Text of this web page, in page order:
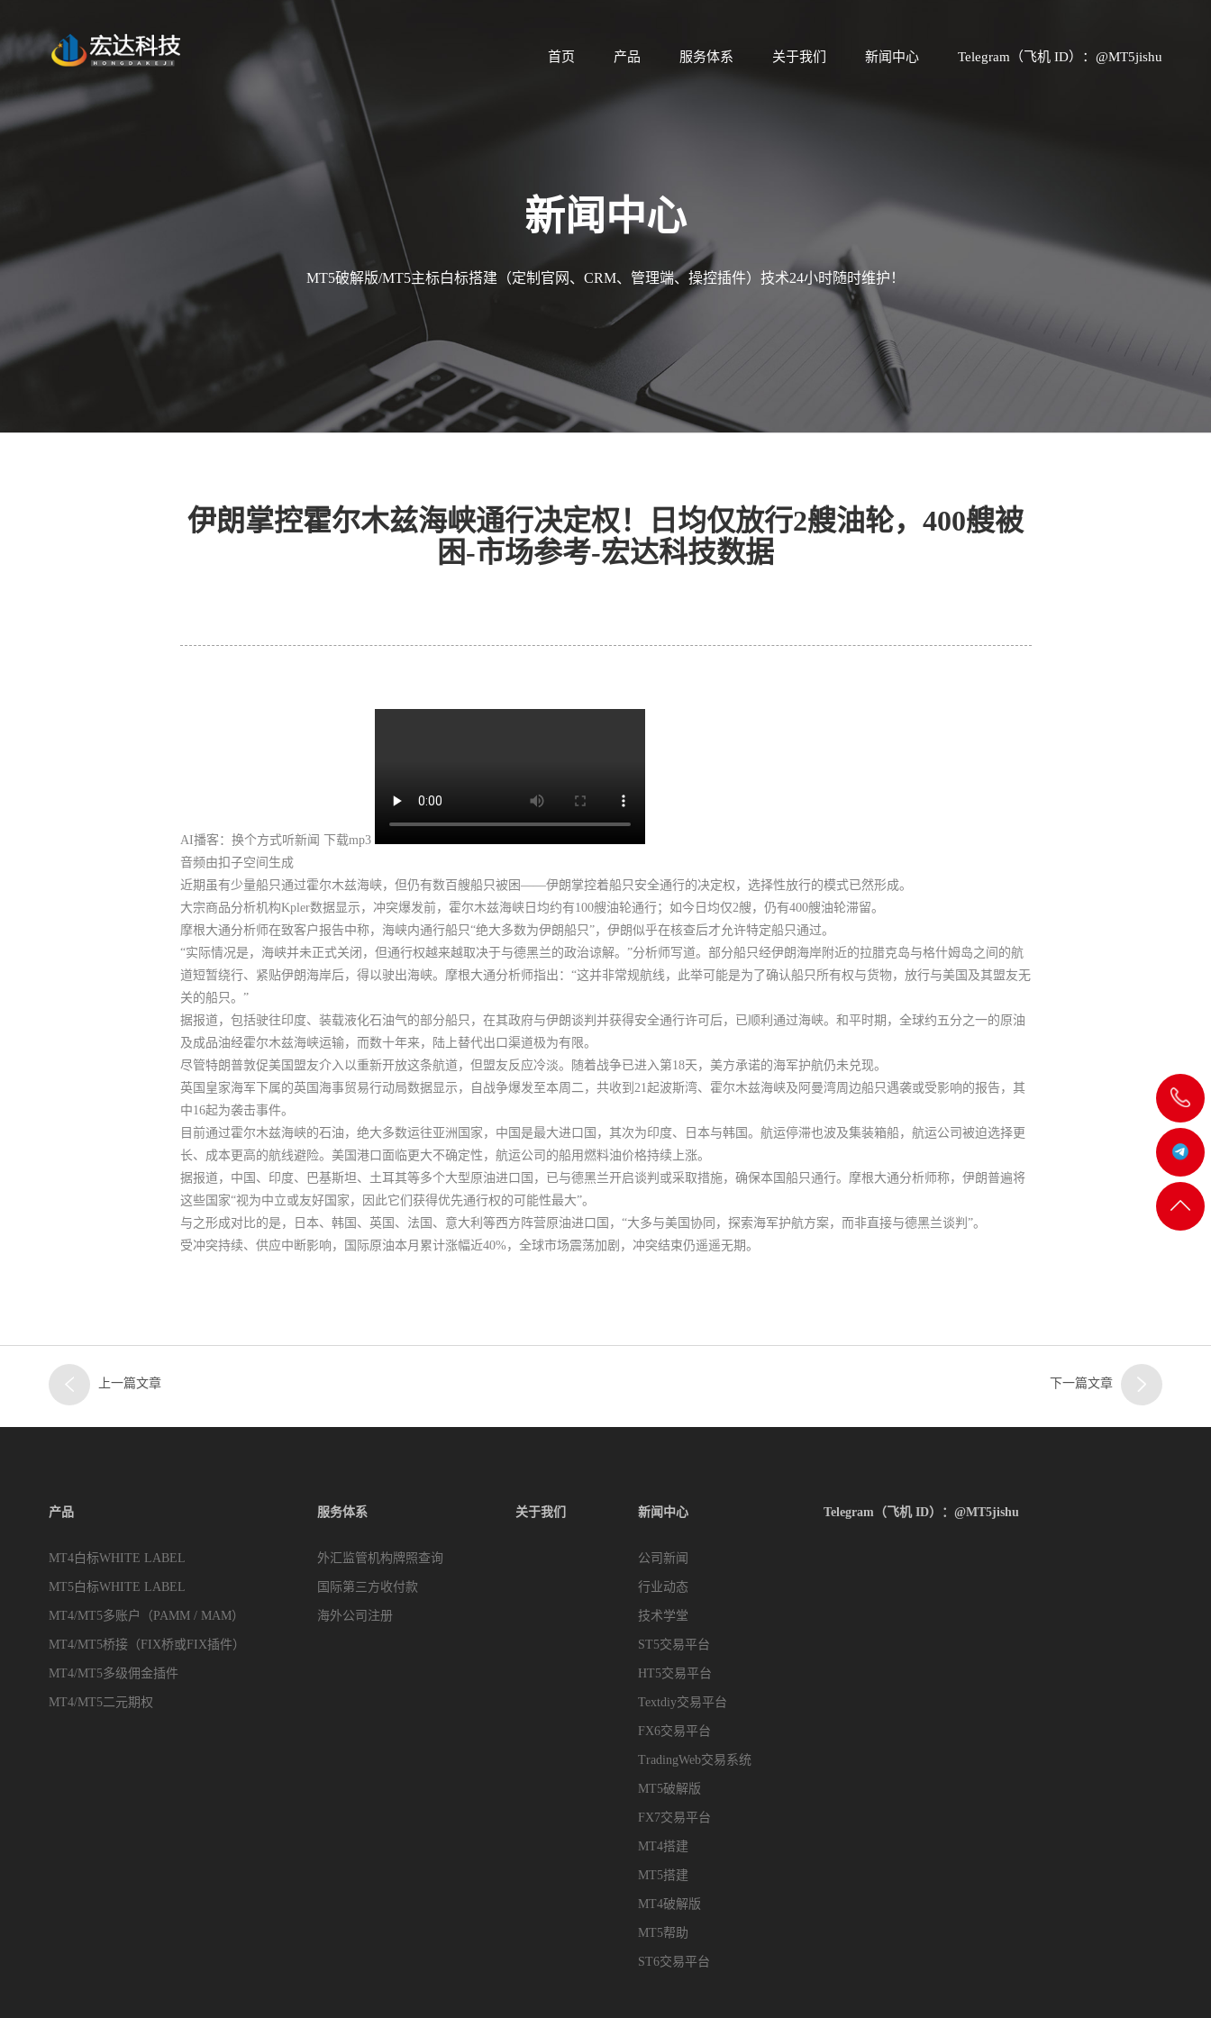
首页 产品 服务体系 关于我们 新闻中心 Telegram（飞机 ID）：@MT5jishu
飞
机
客服
返回
新闻中心
MT5破解版/MT5主标白标搭建（定制官网、CRM、管理端、操控插件）技术24小时随时维护！
伊朗掌控霍尔木兹海峡通行决定权！日均仅放行2艘油轮，400艘被
困-市场参考-宏达科技数据
AI播客：换个方式听新闻 下载mp3
音频由扣子空间生成
近期虽有少量船只通过霍尔木兹海峡，但仍有数百艘船只被困——伊朗掌控着船只安全通行的决定权，选择性放行的模式已然形成。
大宗商品分析机构Kpler数据显示， 冲突爆发前，霍尔木兹海峡日均约有100艘油轮通行；如今日均仅2艘，仍有400艘油轮滞留。
摩根大通分析师在致客户报告中称，海峡内通行船只“绝大多数为伊朗船只”，伊朗似乎在核查后才允许特定船只通过。
“实际情况是，海峡并未正式关闭，但通行权越来越取决于与德黑兰的政治谅解。”分析师写道。部分船只经伊朗海岸附近的拉腊克岛与格什姆岛之间的航
道短暂绕行、紧贴伊朗海岸后，得以驶出海峡。摩根大通分析师指出：“这并非常规航线， 此举可能是为了确认船只所有权与货物，放行与美国及其盟友无
关的船只。”
据报道，包括驶往印度、装载液化石油气的部分船只，在其政府与伊朗谈判并获得安全通行许可后，已顺利通过海峡。和平时期，全球约五分之一的原油
及成品油经霍尔木兹海峡运输，而数十年来，陆上替代出口渠道极为有限。
尽管特朗普敦促美国盟友介入以重新开放这条航道，但盟友反应冷淡。随着战争已进入第18天，美方承诺的海军护航仍未兑现。
英国皇家海军下属的英国海事贸易行动局数据显示，
自战争爆发至本周二，共收到21起波斯湾、霍尔木兹海峡及阿曼湾周边船只遇袭或受影响的报告，其
中16起为袭击事件。
目前通过霍尔木兹海峡的石油， 绝大多数运往亚洲国家， 中国是最大进口国，其次为印度、日本与韩国。航运停滞也波及集装箱船，航运公司被迫选择更
长、成本更高的航线避险。 美国港口面临更大不确定性，航运公司的船用燃料油价格持续上涨。
据报道，中国、印度、巴基斯坦、土耳其等多个大型原油进口国，已与德黑兰开启谈判或采取措施，确保本国船只通行。摩根大通分析师称，伊朗普遍将
这些国家“视为中立或友好国家，因此它们获得优先通行权的可能性最大”。
与之形成对比的是，日本、韩国、英国、法国、意大利等西方阵营原油进口国，“大多与美国协同，探索海军护航方案，而非直接与德黑兰谈判”。
受冲突持续、供应中断影响，国际原油本月累计涨幅近40%，全球市场震荡加剧，冲突结束仍遥遥无期。
上一篇文章 下一篇文章
产品
MT4白标WHITE LABEL
MT5白标WHITE LABEL
MT4/MT5多账户（PAMM / MAM）
MT4/MT5桥接（FIX桥或FIX插件）
MT4/MT5多级佣金插件
MT4/MT5二元期权
服务体系
外汇监管机构牌照查询
国际第三方收付款
海外公司注册
关于我们 新闻中心
公司新闻
行业动态
技术学堂
ST5交易平台
HT5交易平台
Textdiy交易平台
FX6交易平台
TradingWeb交易系统
MT5破解版
FX7交易平台
MT4搭建
MT5搭建
MT4破解版
MT5帮助
ST6交易平台
Telegram（飞机 ID）：@MT5jishu